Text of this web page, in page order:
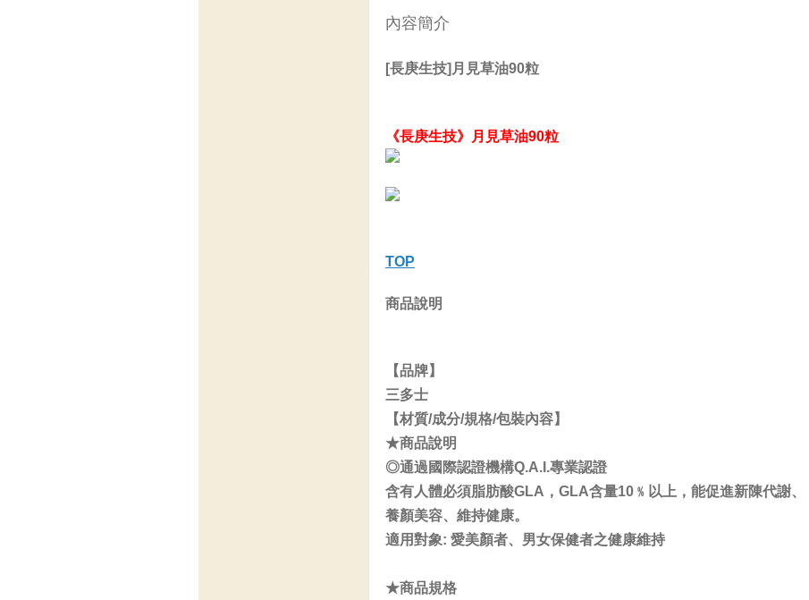
內容簡介
[長庚生技]月見草油90粒
《長庚生技》月見草油90粒
TOP
商品說明
【品牌】
三多士
【材質/成分/規格/包裝內容】
★商品說明
◎通過國際認證機構Q.A.I.專業認證
含有人體必須脂肪酸GLA，GLA含量10﹪以上，能促進新陳代謝、
養顏美容、維持健康。
適用對象: 愛美顏者、男女保健者之健康維持
★商品規格